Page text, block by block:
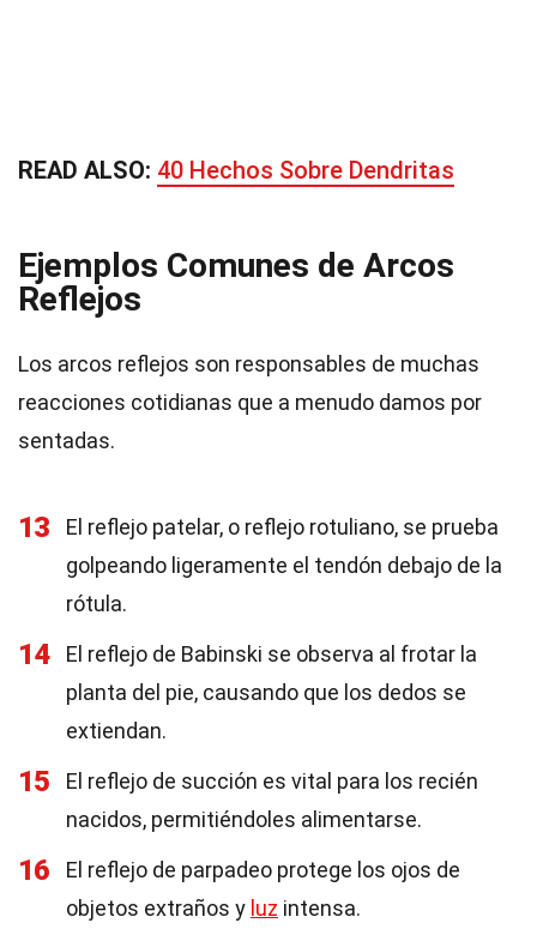
READ ALSO: 40 Hechos Sobre Dendritas
Ejemplos Comunes de Arcos
Reflejos
Los arcos reflejos son responsables de muchas
reacciones cotidianas que a menudo damos por
sentadas.
13
El reflejo patelar, o reflejo rotuliano, se prueba
golpeando ligeramente el tendón debajo de la
rótula.
14
El reflejo de Babinski se observa al frotar la
planta del pie, causando que los dedos se
extiendan.
15
El reflejo de succión es vital para los recién
nacidos, permitiéndoles alimentarse.
16
El reflejo de parpadeo protege los ojos de
objetos extraños y luz intensa.